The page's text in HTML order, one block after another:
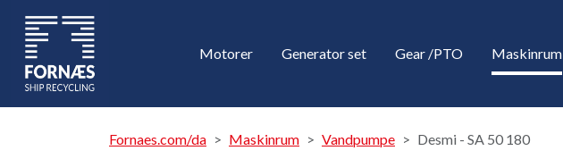
Motorer Generator set Gear /PTO Maskinrum
Fornaes.com/da Maskinrum Vandpumpe Desmi - SA 50 180